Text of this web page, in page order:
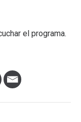
el programa.